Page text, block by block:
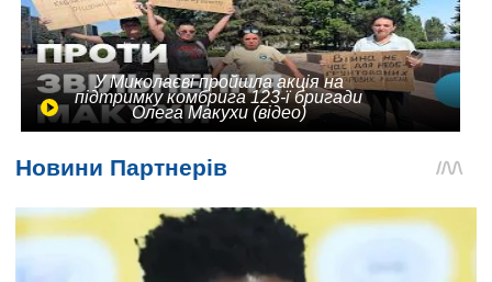
У Миколаєві пройшла акція на
підтримку комбрига 123-ї бригади
Олега Макухи (відео)